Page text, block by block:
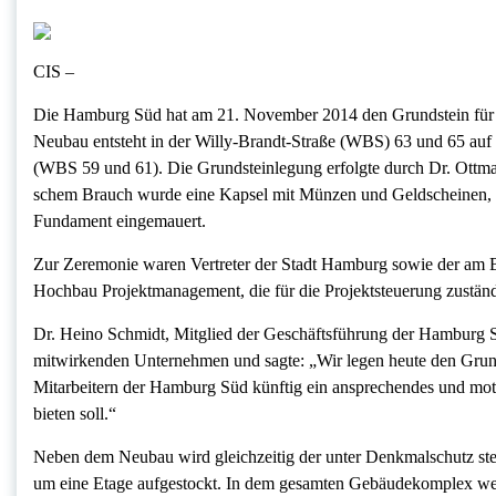
CIS –
Die Hamburg Süd hat am 21. November 2014 den Grundstein
Neubau entsteht in der Willy-Brandt-Straße (WBS) 63 und 65
(WBS 59 und 61). Die Grundsteinlegung erfolgte durch Dr.
schem Brauch wurde eine Kapsel mit Münzen und
Fundament eingemauert.
Zur Zeremonie waren Vertreter der Stadt Hamburg sowie der
Hochbau Projektmanagement, die für die Projektsteuerung
Dr. Heino Schmidt, Mitglied der Geschäftsführung der Hamburg
mitwirkenden Unternehmen und sagte: „Wir legen heute den
Mitarbeitern der Hamburg Süd künftig ein ansprechendes und
bieten soll.“
Neben dem Neubau wird gleichzeitig der unter Denkmalschutz
um eine Etage aufgestockt. In dem gesamten Ge­bäu­de­­komplex